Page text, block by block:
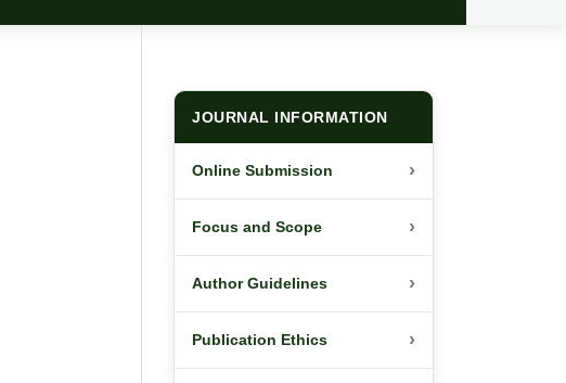
JOURNAL INFORMATION
Online Submission ›
Focus and Scope ›
Author Guidelines ›
Publication Ethics ›